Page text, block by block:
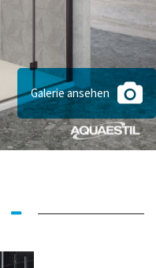
Galerie ansehen